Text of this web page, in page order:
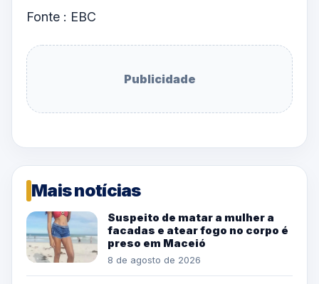
Fonte : EBC
Publicidade
Mais notícias
Suspeito de matar a mulher a
facadas e atear fogo no corpo é
preso em Maceió
8 de agosto de 2026